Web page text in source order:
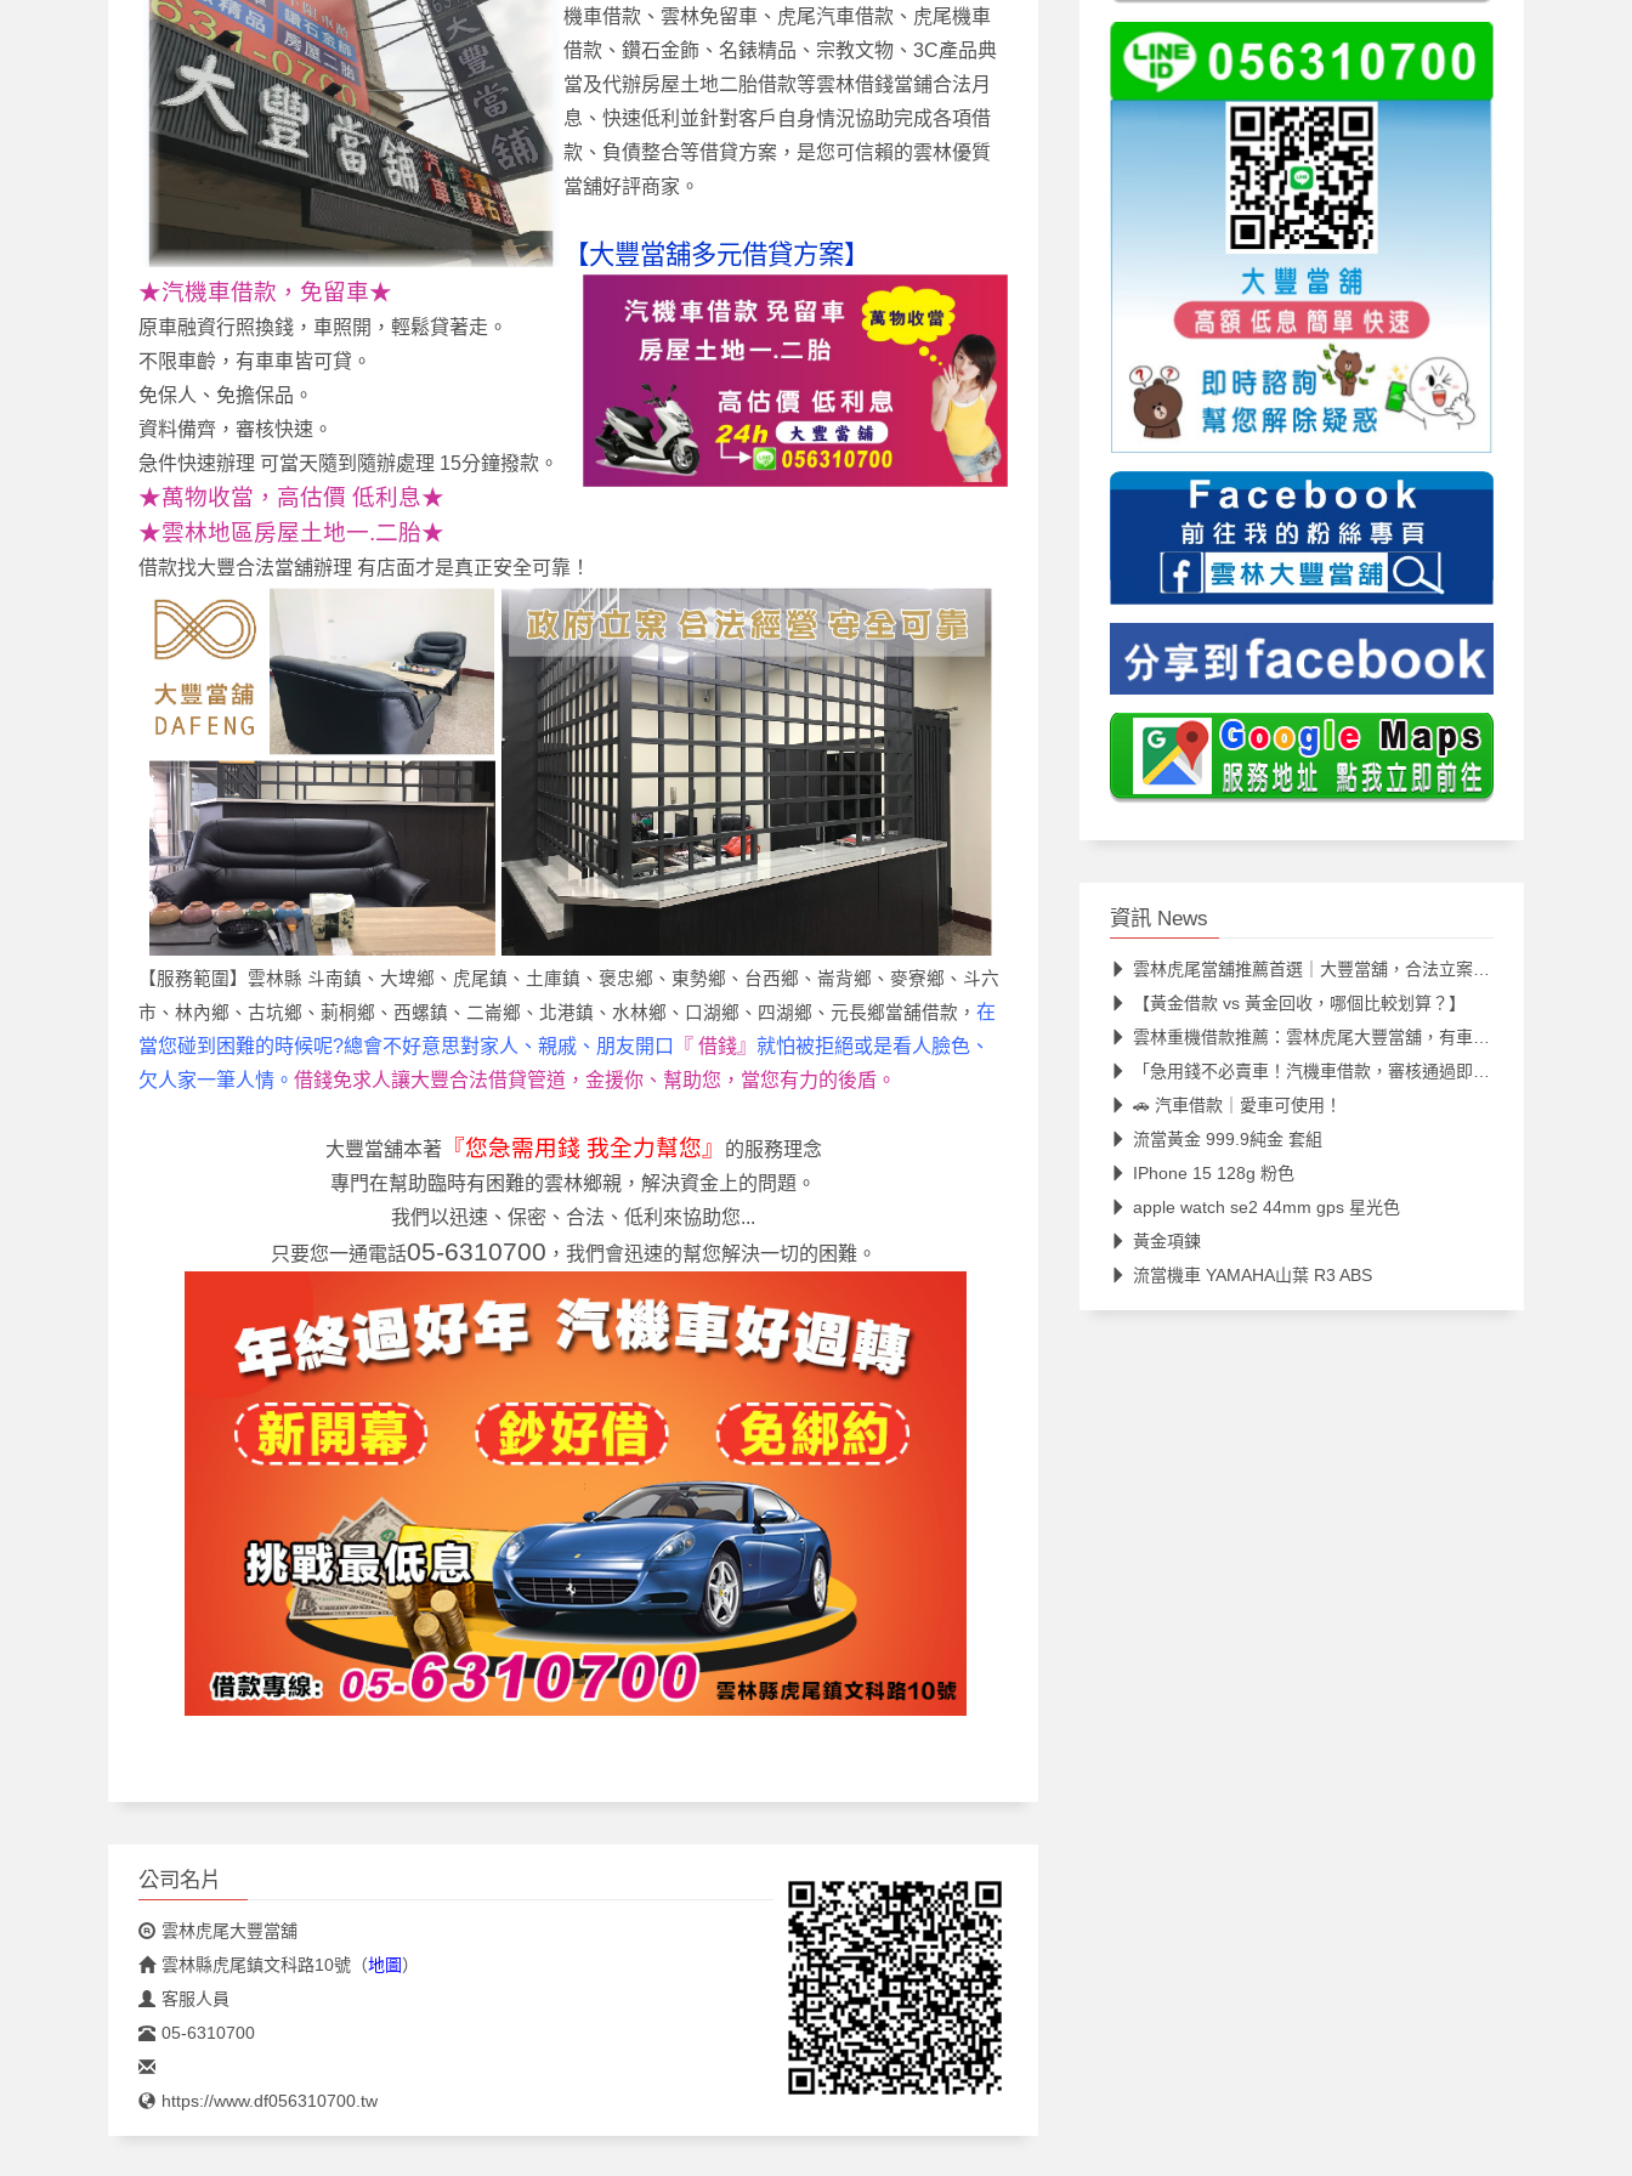
機車借款、雲林免留車、虎尾汽車借款、虎尾機車
借款、鑽石金飾、名錶精品、宗教文物、3C產品典
當及代辦房屋土地二胎借款等雲林借錢當鋪合法月
息、快速低利並針對客戶自身情況協助完成各項借
款、負債整合等借貸方案，是您可信賴的雲林優質
當舖好評商家。
【大豐當舖多元借貸方案】
★汽機車借款，免留車★
原車融資行照換錢，車照開，輕鬆貸著走。
不限車齡，有車車皆可貸。
免保人、免擔保品。
資料備齊，審核快速。
急件快速辦理 可當天隨到隨辦處理 15分鐘撥款。
★萬物收當，高估價 低利息★
★雲林地區房屋土地一.二胎★
借款找大豐合法當舖辦理 有店面才是真正安全可靠！
【服務範圍】雲林縣 斗南鎮、大埤鄉、虎尾鎮、土庫鎮、褒忠鄉、東勢鄉、台西鄉、崙背鄉、麥寮鄉、斗六
市、林內鄉、古坑鄉、莿桐鄉、西螺鎮、二崙鄉、北港鎮、水林鄉、口湖鄉、四湖鄉、元長鄉當舖借款， 在
當您碰到困難的時候呢?總會不好意思對家人、親戚、朋友開口
『 借錢』 就怕被拒絕或是看人臉色、
欠人家一筆人情。 借錢免求人讓大豐合法借貸管道，金援你、幫助您，當您有力的後盾。
大豐當舖本著 『您急需用錢 我全力幫您』
的服務理念
專門在幫助臨時有困難的雲林鄉親，解決資金上的問題。
我們以迅速、保密、合法、低利來協助您...
只要您一通電話05-6310700 ，我們會迅速的幫您解決一切的困難。
公司名片
雲林虎尾大豐當舖
雲林縣虎尾鎮文科路10號 （地圖）
客服人員
05-6310700
https://www.df056310700.tw
資訊 News
雲林虎尾當舖推薦首選｜大豐當舖，合法立案、快速撥款、安心借款
【黃金借款 vs 黃金回收，哪個比較划算？】
雲林重機借款推薦：雲林虎尾大豐當舖，有車皆可貸，資金靈活週轉
「急用錢不必賣車！汽機車借款，審核通過即可繼續使用愛車。」
🚗 汽車借款｜愛車可使用！
流當黃金 999.9純金 套組
IPhone 15 128g 粉色
apple watch se2 44mm gps 星光色
黃金項鍊
流當機車 YAMAHA山葉 R3 ABS